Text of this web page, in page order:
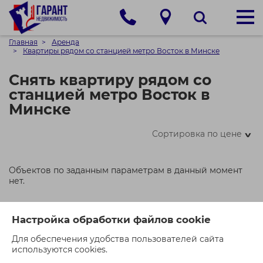
Настройка обработки файлов cookie
Для обеспечения удобства пользователей сайта
используются cookies.
Главная
Аренда
Квартиры рядом со станцией метро Восток в Минске
Снять квартиру рядом со
станцией метро Восток в
Минске
Сортировка по цене>
Объектов по заданным параметрам в данный момент
нет.
Квартиры в том же районе
Квартиры рядом с метро Уручье